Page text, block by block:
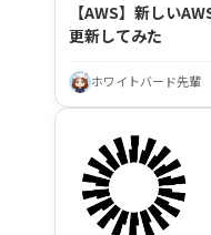
【AWS】新しい
更新してみた
ホワイトバード先輩